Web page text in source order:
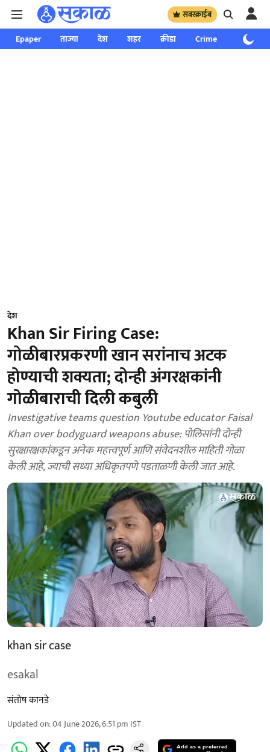
सबस्क्राईब
Epaper ताज्या देश शहर क्रीडा Crime साप्ताहिक
देश
Khan Sir Firing Case:
गोळीबारप्रकरणी खान सरांनाच अटक
होण्याची शक्यता; दोन्ही अंगरक्षकांनी
गोळीबाराची दिली कबुली
Investigative teams question Youtube educator Faisal
Khan over bodyguard weapons abuse: पोलिसांनी दोन्ही
सुरक्षारक्षकांकडून अनेक महत्त्वपूर्ण आणि संवेदनशील माहिती गोळा
केली आहे, ज्याची सध्या अधिकृतपणे पडताळणी केली जात आहे.
khan sir case
esakal
संतोष कानडे
Updated on:04 June 2026, 6:51 pm IST
Add as a preferred